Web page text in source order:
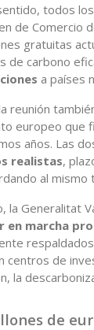
todos
de Comercio
gratuitas
de carbono
a países
reunión
europeo que
años. Las
realistas,
al
la Generalitat
en marcha
centros de
la
de